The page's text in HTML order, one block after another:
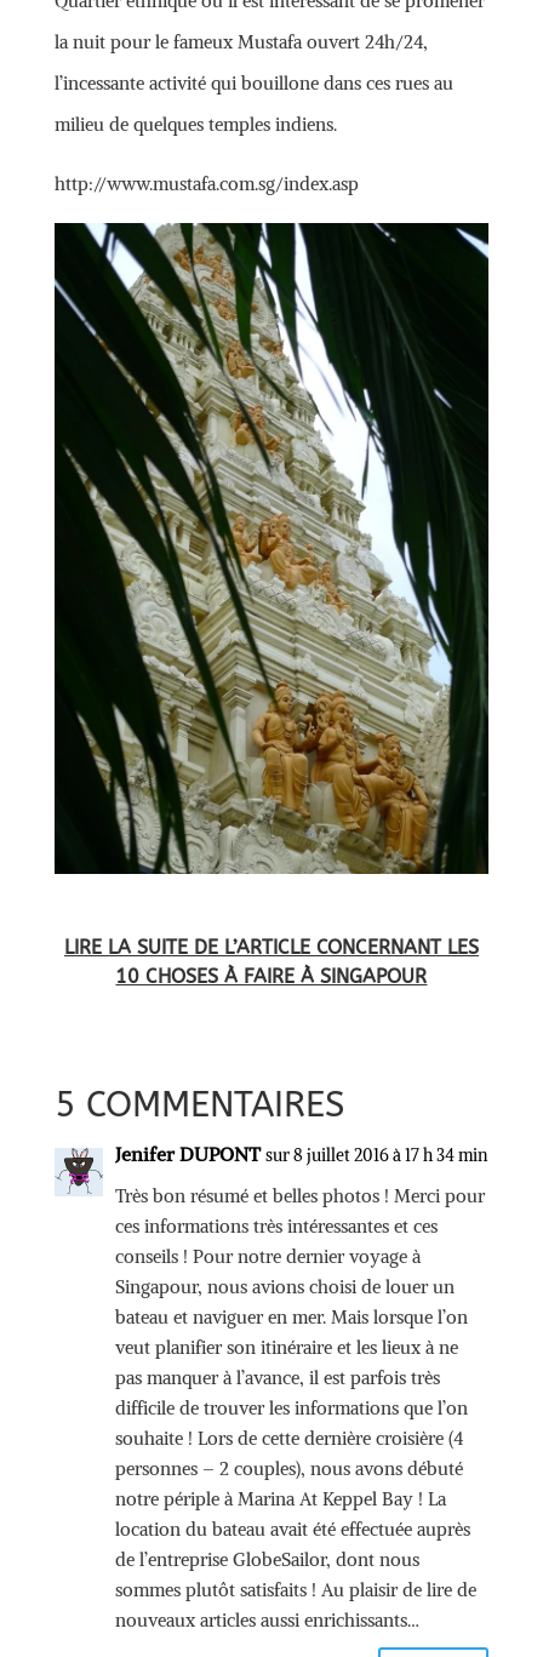
la nuit pour le fameux Mustafa ouvert 24h/24,
l’incessante activité qui bouillone dans ces rues au
milieu de quelques temples indiens.
http://www.mustafa.com.sg/index.asp
LIRE LA SUITE DE L’ARTICLE CONCERNANT LES
10 CHOSES À FAIRE À SINGAPOUR
5 COMMENTAIRES
Jenifer DUPONT sur 8 juillet 2016 à 17 h 34 min
Très bon résumé et belles photos ! Merci pour
ces informations très intéressantes et ces
conseils ! Pour notre dernier voyage à
Singapour, nous avions choisi de louer un
bateau et naviguer en mer. Mais lorsque l’on
veut planifier son itinéraire et les lieux à ne
pas manquer à l’avance, il est parfois très
difficile de trouver les informations que l’on
souhaite ! Lors de cette dernière croisière (4
personnes – 2 couples), nous avons débuté
notre périple à Marina At Keppel Bay ! La
location du bateau avait été effectuée auprès
de l’entreprise GlobeSailor, dont nous
sommes plutôt satisfaits ! Au plaisir de lire de
nouveaux articles aussi enrichissants…